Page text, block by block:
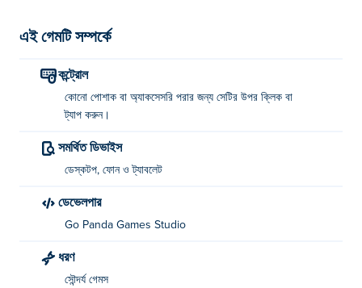
এই গেমটি সম্পর্কে
কন্ট্রোল
কোনো পোশাক বা অ্যাকসেসরি পরার জন্য সেটির উপর ক্লিক বা
ট্যাপ করুন।
সমর্থিত ডিভাইস
ডেস্কটপ, ফোন ও ট্যাবলেট
ডেভেলপার
Go Panda Games Studio
ধরণ
সৌন্দর্য গেমস